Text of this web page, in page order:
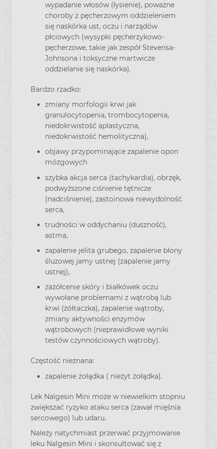
wypadanie włosów (łysienie), poważne
choroby z pęcherzowym oddzieleniem
się naskórka ust, oczu i narządów
płciowych (wysypki pęcherzykowo-
pęcherzowe, takie jak zespół Stevensa-
Johnsona i toksyczne martwicze
oddzielanie się naskórka).
Bardzo rzadko:
zmiany morfologii krwi jak
granulocytopenia, trombocytopenia,
niedokrwistość aplastyczna,
niedokrwistość hemolityczna),
objawy przypominające zapalenie opon
mózgowych
szybka akcja serca (tachykardia), obrzęk,
podwyższone ciśnienie tętnicze
(nadciśnienie), zastoinowa niewydolność
serca,
trudności w oddychaniu (duszność),
astma,
zapalenie jelita grubego, zapalenie błony
śluzowej jamy ustnej (zapalenie jamy
ustnej),
zażółcenie skóry i białkówek oczu
wywołane problemami z wątrobą lub
krwi (żółtaczka), zapalenie wątroby,
zmiany aktywności enzymów
wątrobowych (nieprawidłowe wyniki
testów czynnościowych wątroby).
Częstość nieznana:
zapalenie żołądka ( nieżyt żołądka).
Lek Nalgesin Mini może w niewielkim stopniu
zwiększać ryzyko ataku serca (zawał mięśnia
sercowego) lub udaru.
Należy natychmiast przerwać przyjmowanie
leku Nalgesin Mini i skonsultować się z